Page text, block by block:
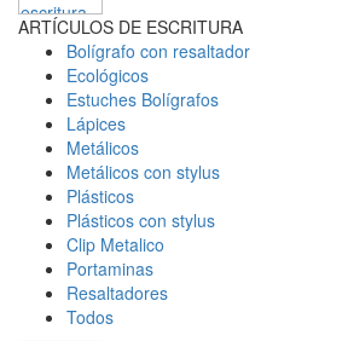
ARTÍCULOS DE ESCRITURA
Bolígrafo con resaltador
Ecológicos
Estuches Bolígrafos
Lápices
Metálicos
Metálicos con stylus
Plásticos
Plásticos con stylus
Clip Metalico
Portaminas
Resaltadores
Todos